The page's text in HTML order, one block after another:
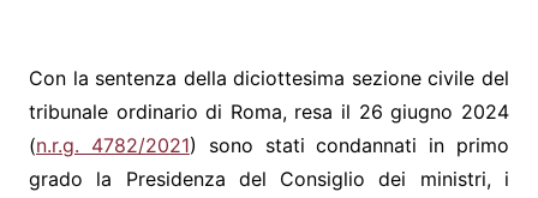
Con la sentenza della diciottesima sezione civile del
tribunale ordinario di Roma, resa il 26 giugno 2024
(n.r.g. 4782/2021) sono stati condannati in primo
grado la Presidenza del Consiglio dei ministri, i